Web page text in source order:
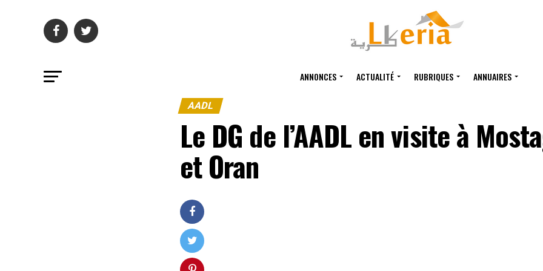
ANNONCES ACTUALITÉ RUBRIQUES ANNUAIRES
AADL
Le DG de l’AADL en visite à
et Oran